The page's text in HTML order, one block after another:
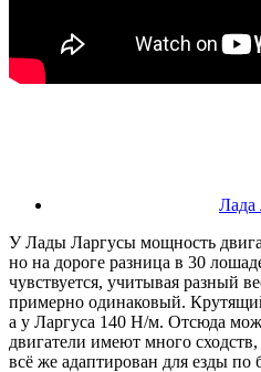
Лада
У Лады Ларгусы мощность
но на дороге разница в 30
чувствуется, учитывая разный
примерно одинаковый.
а у Ларгуса 140 Н/м. Отсюда
двигатели имеют много
всё же адаптирован для езды по